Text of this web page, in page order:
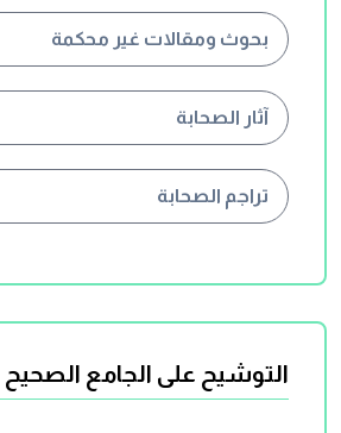
بحوث ومقالات غير محكمة
آثار الصحابة
تراجم الصحابة
التوشيح على الجامع الصحيح